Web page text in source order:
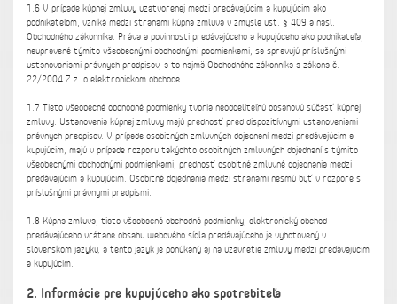
1.6 V prípade kúpnej zmluvy uzatvorenej medzi predávajúcim a kupujúcim ako
podnikateľom, vzniká medzi stranami kúpna zmluva v zmysle ust. § 409 a nasl.
Obchodného zákonníka. Práva a povinnosti predávajúceho a kupujúceho ako podnikateľa,
neupravené týmito všeobecnými obchodnými podmienkami, sa spravujú príslušnými
ustanoveniami právnych predpisov, a to najmä Obchodného zákonníka a zákona č.
22/2004 Z.z. o elektronickom obchode.
1.7 Tieto všeobecné obchodné podmienky tvoria neoddeliteľnú obsahovú súčasť kúpnej
zmluvy. Ustanovenia kúpnej zmluvy majú prednosť pred dispozitívnymi ustanoveniami
právnych predpisov. V prípade osobitných zmluvných dojednaní medzi predávajúcim a
kupujúcim, majú v prípade rozporu takýchto osobitných zmluvných dojednaní s týmito
všeobecnými obchodnými podmienkami, prednosť osobitné zmluvné dojednania medzi
predávajúcim a kupujúcim. Osobitné dojednania medzi stranami nesmú byť v rozpore s
príslušnými právnymi predpismi.
1.8 Kúpna zmluva, tieto všeobecné obchodné podmienky, elektronický obchod
predávajúceho vrátane obsahu webového sídla predávajúceho je vyhotovený v
slovenskom jazyku, a tento jazyk je ponúkaný aj na uzavretie zmluvy medzi predávajúcim
a kupujúcim.
2. Informácie pre kupujúceho ako spotrebiteľa